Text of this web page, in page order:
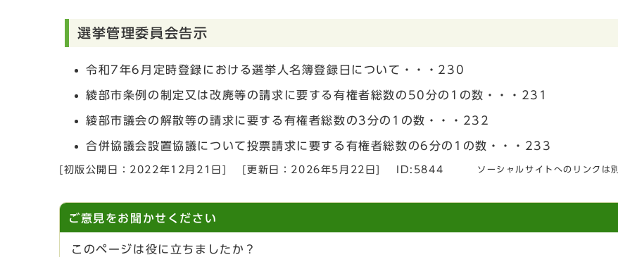
選挙管理委員会告示
令和7年6月定時登録における選挙人名簿登録日について・・・230
綾部市条例の制定又は改廃等の請求に要する有権者総数の50分の1の数・・・231
綾部市議会の解散等の請求に要する有権者総数の3分の1の数・・・232
合併協議会設置協議について投票請求に要する有権者総数の6分の1の数・・・233
[初版公開日： 2022年12月21日 [更新日： 2026年5月22日 ID:5844 ソーシャルサイトへのリンクは
ご意見をお聞かせください
このページは役に立ちましたか？